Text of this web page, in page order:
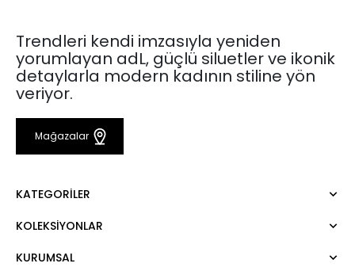
Trendleri kendi imzasıyla yeniden
yorumlayan adL, güçlü siluetler ve ikonik
detaylarla modern kadının stiline yön
veriyor.
Mağazalar
KATEGORILER
Elbise
KOLEKSIYONLAR
Mert Aslan
KURUMSAL